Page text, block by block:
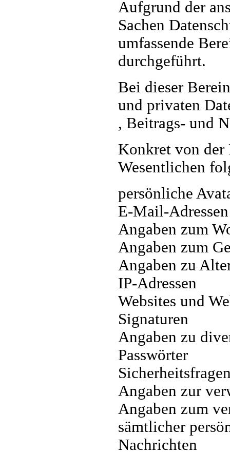
Aufgrund der
Sachen
umfassende
durchgeführt.
Bei dieser
und privaten
, Beitrags- und
Konkret von der
Wesentlichen
persönliche
E-Mail-Adressen
Angaben zum
Angaben zum
Angaben zu
IP-Adressen
Websites und
Signaturen
Angaben zu
Passwörter
Angaben zur
Angaben zum
sämtlicher
Nachrichten